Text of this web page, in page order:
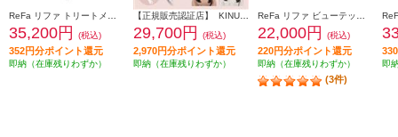
35,200円 (税込)
352円分ポイント還元
即納（在庫残りわずか）
29,700円 (税込)
2,970円分ポイント還元
即納（在庫残りわずか）
22,000円 (税込)
220円分ポイント還元
即納（在庫残りわずか）
(3件)
即